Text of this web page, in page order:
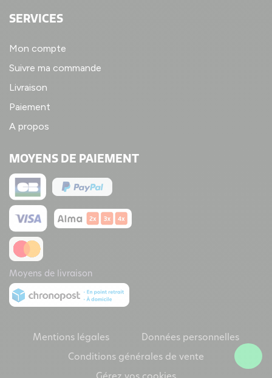
SERVICES
Mon compte
Suivre ma commande
Livraison
Paiement
A propos
MOYENS DE PAIEMENT
Moyens de livraison
Mentions légales Données personnelles
Conditions générales de vente